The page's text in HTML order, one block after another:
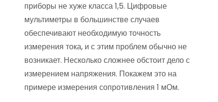
приборы не хуже класса 1,5. Цифровые
мультиметры в большинстве случаев
обеспечивают необходимую точность
измерения тока, и с этим проблем обычно не
возникает. Несколько сложнее обстоит дело с
измерением напряжения. Покажем это на
примере измерения сопротивления 1 мОм.